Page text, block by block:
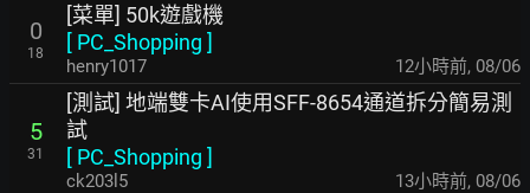
0
18
[菜單] 50k遊戲機
[ PC_Shopping ]
henry1017 12小時前, 08/06
5
31
[測試] 地端雙卡AI使用SFF-8654通道拆分簡易測
試
[ PC_Shopping ]
ck203l5 13小時前, 08/06